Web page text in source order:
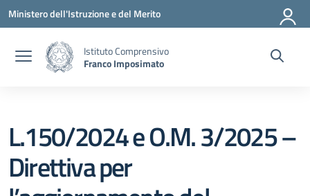
Vai ai contenuti
Vai al menu di navigazione
Vai al footer
Ministero dell'Istruzione e del Merito
Istituto Comprensivo
Franco Imposimato
L.150/2024 e O.M. 3/2025 –
Direttiva per